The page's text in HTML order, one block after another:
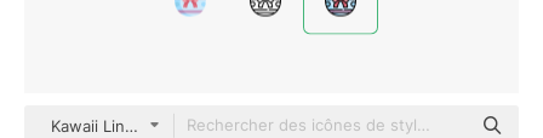
Kawaii Lineal color